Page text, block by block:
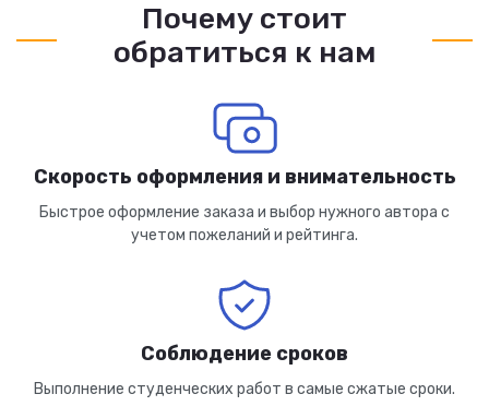
Почему стоит
обратиться к нам
Скорость оформления и внимательность
Быстрое оформление заказа и выбор нужного автора с
учетом пожеланий и рейтинга.
Соблюдение сроков
Выполнение студенческих работ в самые сжатые сроки.